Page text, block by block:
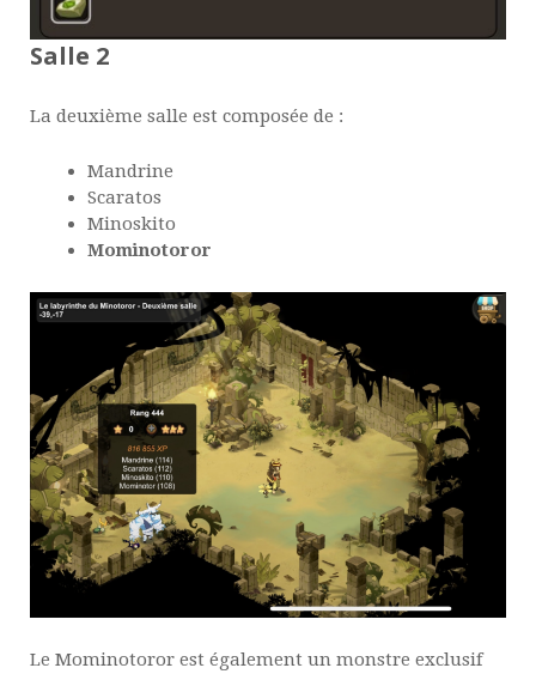
Salle 2
La deuxième salle est composée de :
Mandrine
Scaratos
Minoskito
Mominotoror
Le Mominotoror est également un monstre exclusif